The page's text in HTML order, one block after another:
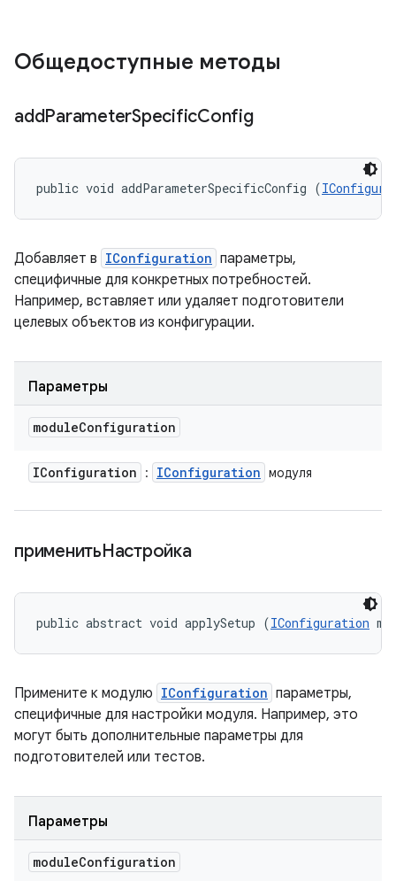
Общедоступные методы
addParameterSpecificConfig
public void addParameterSpecificConfig (
Добавляет в IConfiguration параметры,
специфичные для конкретных потребностей.
Например, вставляет или удаляет подготовители
целевых объектов из конфигурации.
Параметры
moduleConfiguration
IConfiguration : IConfiguration модуля
применитьНастройка
public abstract void applySetup (IConfiguration
Примените к модулю IConfiguration параметры,
специфичные для настройки модуля. Например, это
могут быть дополнительные параметры для
подготовителей или тестов.
Параметры
moduleConfiguration